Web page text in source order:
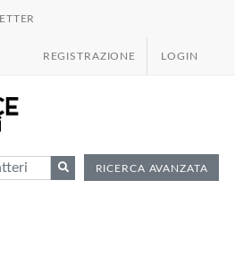
REGISTRAZIONE LOGIN
RICERCA AVANZATA